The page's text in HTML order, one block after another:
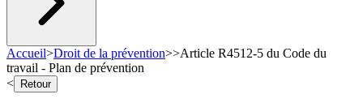
Accueil>Droit de la prévention>>Article R4512-5 du Code du
travail - Plan de prévention
<
Retour